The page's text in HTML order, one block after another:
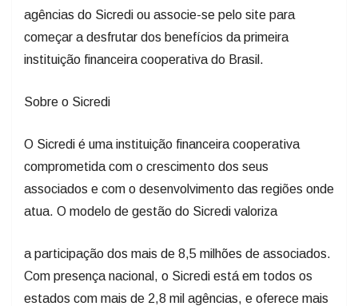
agências do Sicredi ou associe-se pelo site para
começar a desfrutar dos benefícios da primeira
instituição financeira cooperativa do Brasil.
Sobre o Sicredi
O Sicredi é uma instituição financeira cooperativa
comprometida com o crescimento dos seus
associados e com o desenvolvimento das regiões onde
atua. O modelo de gestão do Sicredi valoriza
a participação dos mais de 8,5 milhões de associados.
Com presença nacional, o Sicredi está em todos os
estados com mais de 2,8 mil agências, e oferece mais